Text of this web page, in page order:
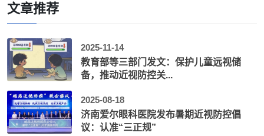
文章推荐
2025-11-14
教育部等三部门发文：保护儿童远视储
备，推动近视防控关...
2025-08-18
济南爱尔眼科医院发布暑期近视防控倡
议：认准“三正规”